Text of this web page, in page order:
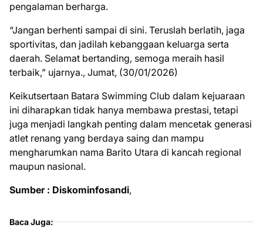
pengalaman berharga.
“Jangan berhenti sampai di sini. Teruslah berlatih, jaga
sportivitas, dan jadilah kebanggaan keluarga serta
daerah. Selamat bertanding, semoga meraih hasil
terbaik,” ujarnya., Jumat, (30/01/2026)
Keikutsertaan Batara Swimming Club dalam kejuaraan
ini diharapkan tidak hanya membawa prestasi, tetapi
juga menjadi langkah penting dalam mencetak generasi
atlet renang yang berdaya saing dan mampu
mengharumkan nama Barito Utara di kancah regional
maupun nasional.
Sumber : Diskominfosandi,
Baca Juga: